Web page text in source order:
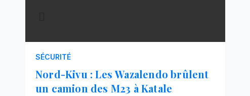
SÉCURITÉ
Nord-Kivu : Les Wazalendo brûlent
un camion des M23 à Katale